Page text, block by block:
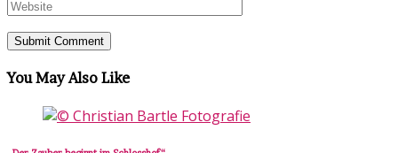
You May Also Like